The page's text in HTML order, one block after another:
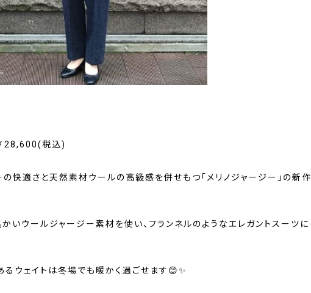
28,600(税込)
の快適さと天然素材ウールの高級感を併せもつ「メリノジャージー」の新作
いウールジャージー素材を使い、フランネルのようなエレガントスーツに
るウェイトは冬場でも暖かく過ごせます😊✨